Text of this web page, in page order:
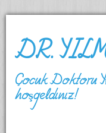
DR.
Çocuk Doktoru
hoşgeldiniz!